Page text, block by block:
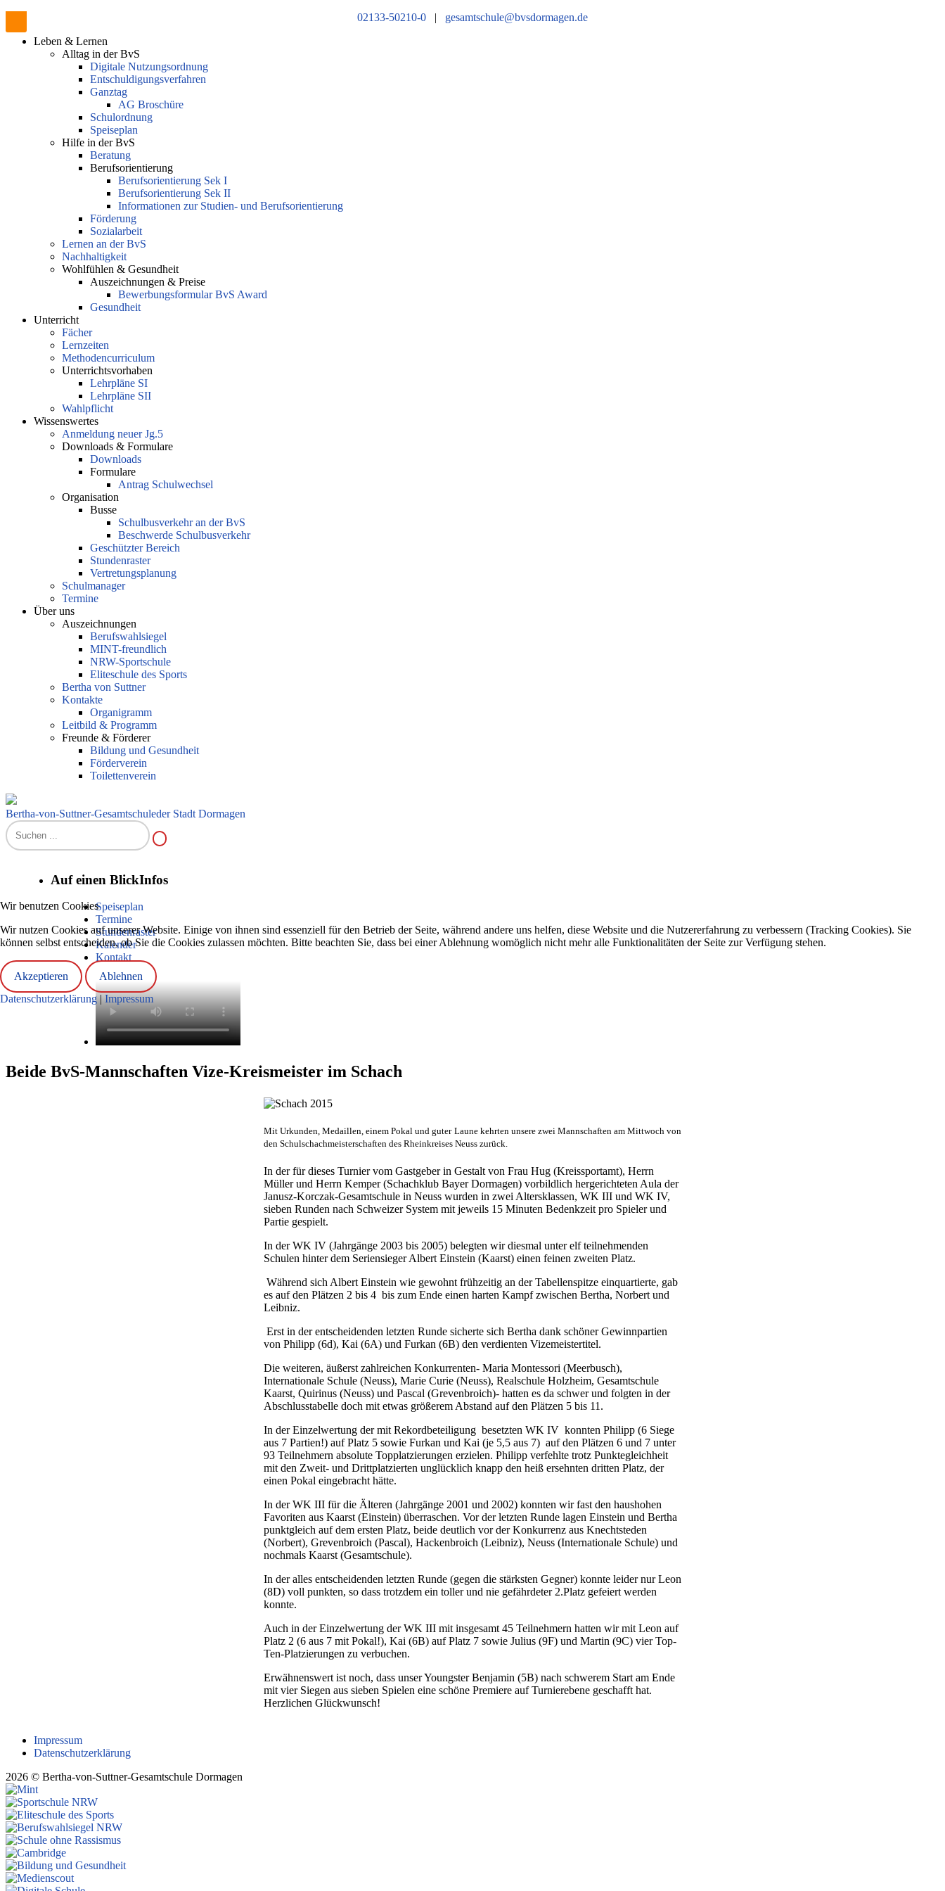
02133-50210-0 | gesamtschule@bvsdormagen.de
Leben & Lernen
Alltag in der BvS
Digitale Nutzungsordnung
Entschuldigungsverfahren
Ganztag
AG Broschüre
Schulordnung
Speiseplan
Hilfe in der BvS
Beratung
Berufsorientierung
Berufsorientierung Sek I
Berufsorientierung Sek II
Informationen zur Studien- und Berufsorientierung
Förderung
Sozialarbeit
Lernen an der BvS
Nachhaltigkeit
Wohlfühlen & Gesundheit
Auszeichnungen & Preise
Bewerbungsformular BvS Award
Gesundheit
Unterricht
Fächer
Lernzeiten
Methodencurriculum
Unterrichtsvorhaben
Lehrpläne SI
Lehrpläne SII
Wahlpflicht
Wissenswertes
Anmeldung neuer Jg.5
Downloads & Formulare
Downloads
Formulare
Antrag Schulwechsel
Organisation
Busse
Schulbusverkehr an der BvS
Beschwerde Schulbusverkehr
Geschützter Bereich
Stundenraster
Vertretungsplanung
Schulmanager
Termine
Über uns
Auszeichnungen
Berufswahlsiegel
MINT-freundlich
NRW-Sportschule
Eliteschule des Sports
Bertha von Suttner
Kontakte
Organigramm
Leitbild & Programm
Freunde & Förderer
Bildung und Gesundheit
Förderverein
Toilettenverein
Bertha-von-Suttner-Gesamtschuleder Stadt Dormagen
Auf einen BlickInfos
Speiseplan
Termine
Stundenraster
Kalender
Kontakt
Beide BvS-Mannschaften Vize-Kreismeister im Schach
Mit Urkunden, Medaillen, einem Pokal und guter Laune kehrten unsere zwei Mannschaften am Mittwoch von
den Schulschachmeisterschaften des Rheinkreises Neuss zurück.
In der für dieses Turnier vom Gastgeber in Gestalt von Frau Hug (Kreissportamt), Herrn
Müller und Herrn Kemper (Schachklub Bayer Dormagen) vorbildlich hergerichteten Aula der
Janusz-Korczak-Gesamtschule in Neuss wurden in zwei Altersklassen, WK III und WK IV,
sieben Runden nach Schweizer System mit jeweils 15 Minuten Bedenkzeit pro Spieler und
Partie gespielt.
In der WK IV (Jahrgänge 2003 bis 2005) belegten wir diesmal unter elf teilnehmenden
Schulen hinter dem Seriensieger Albert Einstein (Kaarst) einen feinen zweiten Platz.
Während sich Albert Einstein wie gewohnt frühzeitig an der Tabellenspitze einquartierte, gab
es auf den Plätzen 2 bis 4 bis zum Ende einen harten Kampf zwischen Bertha, Norbert und
Leibniz.
Erst in der entscheidenden letzten Runde sicherte sich Bertha dank schöner Gewinnpartien
von Philipp (6d), Kai (6A) und Furkan (6B) den verdienten Vizemeistertitel.
Die weiteren, äußerst zahlreichen Konkurrenten- Maria Montessori (Meerbusch),
Internationale Schule (Neuss), Marie Curie (Neuss), Realschule Holzheim, Gesamtschule
Kaarst, Quirinus (Neuss) und Pascal (Grevenbroich)- hatten es da schwer und folgten in der
Abschlusstabelle doch mit etwas größerem Abstand auf den Plätzen 5 bis 11.
In der Einzelwertung der mit Rekordbeteiligung besetzten WK IV konnten Philipp (6 Siege
aus 7 Partien!) auf Platz 5 sowie Furkan und Kai (je 5,5 aus 7) auf den Plätzen 6 und 7 unter
93 Teilnehmern absolute Topplatzierungen erzielen. Philipp verfehlte trotz Punktegleichheit
mit den Zweit- und Drittplatzierten unglücklich knapp den heiß ersehnten dritten Platz, der
einen Pokal eingebracht hätte.
In der WK III für die Älteren (Jahrgänge 2001 und 2002) konnten wir fast den haushohen
Favoriten aus Kaarst (Einstein) überraschen. Vor der letzten Runde lagen Einstein und Bertha
punktgleich auf dem ersten Platz, beide deutlich vor der Konkurrenz aus Knechtsteden
(Norbert), Grevenbroich (Pascal), Hackenbroich (Leibniz), Neuss (Internationale Schule) und
nochmals Kaarst (Gesamtschule).
In der alles entscheidenden letzten Runde (gegen die stärksten Gegner) konnte leider nur Leon
(8D) voll punkten, so dass trotzdem ein toller und nie gefährdeter 2.Platz gefeiert werden
konnte.
Auch in der Einzelwertung der WK III mit insgesamt 45 Teilnehmern hatten wir mit Leon auf
Platz 2 (6 aus 7 mit Pokal!), Kai (6B) auf Platz 7 sowie Julius (9F) und Martin (9C) vier Top-
Ten-Platzierungen zu verbuchen.
Erwähnenswert ist noch, dass unser Youngster Benjamin (5B) nach schwerem Start am Ende
mit vier Siegen aus sieben Spielen eine schöne Premiere auf Turnierebene geschafft hat.
Herzlichen Glückwunsch!
Impressum
Datenschutzerklärung
2026 © Bertha-von-Suttner-Gesamtschule Dormagen
Wir benutzen Cookies
Wir nutzen Cookies auf unserer Website. Einige von ihnen sind essenziell für den Betrieb der Seite, während andere uns helfen, diese Website und die Nutzererfahrung zu verbessern (Tracking Cookies). Sie
können selbst entscheiden, ob Sie die Cookies zulassen möchten. Bitte beachten Sie, dass bei einer Ablehnung womöglich nicht mehr alle Funktionalitäten der Seite zur Verfügung stehen.
Akzeptieren
Ablehnen
Datenschutzerklärung|Impressum